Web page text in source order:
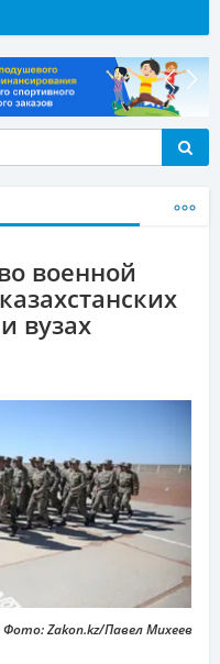
военной
вузах
Zakon.kz/Павел Михеев